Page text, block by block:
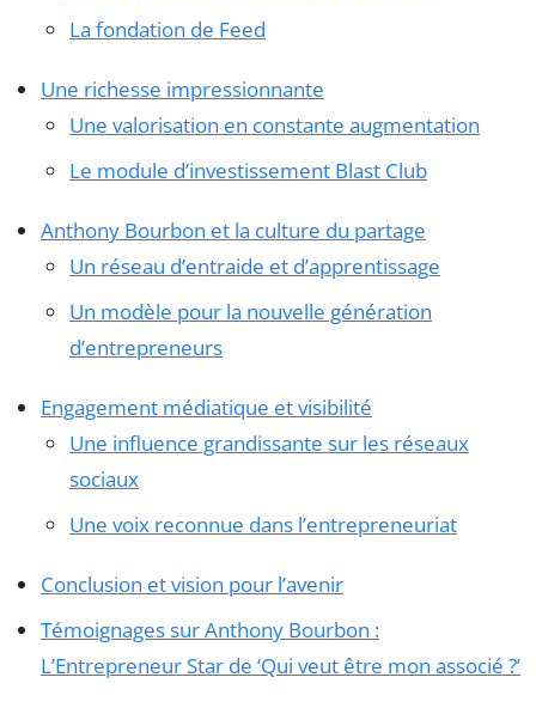
La fondation de Feed
Une richesse impressionnante
Une valorisation en constante augmentation
Le module d’investissement Blast Club
Anthony Bourbon et la culture du partage
Un réseau d’entraide et d’apprentissage
Un modèle pour la nouvelle génération
d’entrepreneurs
Engagement médiatique et visibilité
Une influence grandissante sur les réseaux
sociaux
Une voix reconnue dans l’entrepreneuriat
Conclusion et vision pour l’avenir
Témoignages sur Anthony Bourbon :
L’Entrepreneur Star de ‘Qui veut être mon associé ?’